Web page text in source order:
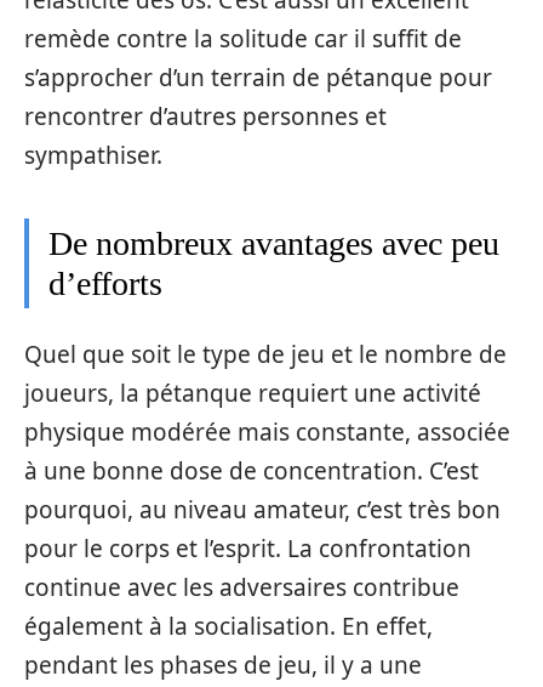
remède contre la solitude car il suffit de
s’approcher d’un terrain de pétanque pour
rencontrer d’autres personnes et
sympathiser.
De nombreux avantages avec peu
d’efforts
Quel que soit le type de jeu et le nombre de
joueurs, la pétanque requiert une activité
physique modérée mais constante, associée
à une bonne dose de concentration. C’est
pourquoi, au niveau amateur, c’est très bon
pour le corps et l’esprit. La confrontation
continue avec les adversaires contribue
également à la socialisation. En effet,
pendant les phases de jeu, il y a une